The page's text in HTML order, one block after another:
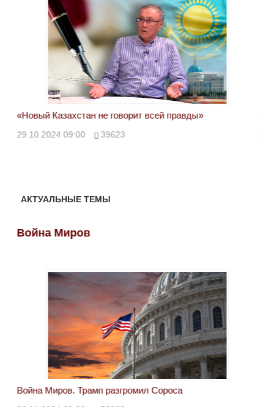
«Новый Казахстан не говорит всей правды»
29.10.2024 09:00 39623
АКТУАЛЬНЫЕ ТЕМЫ
Война Миров
Война Миров. Трамп разгромил Сороса